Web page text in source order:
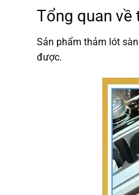
Tổng quan về
Sản phẩm thảm lót
được.